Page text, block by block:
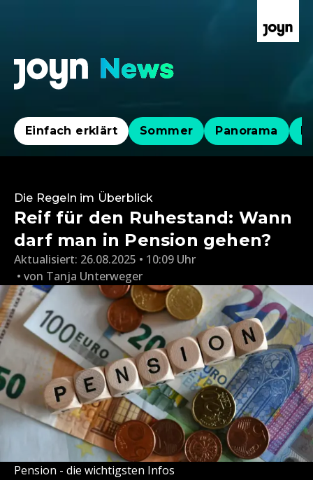
Einfach erklärt Sommer Panorama
Die Regeln im Überblick
Reif für den Ruhestand: Wann
darf man in Pension gehen?
Aktualisiert: 26.08.2025 • 10:09 Uhr
von Tanja Unterweger
Pension - die wichtigsten Infos